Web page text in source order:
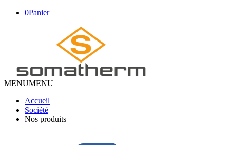
0Panier
MENUMENU
Accueil
Société
Nos produits